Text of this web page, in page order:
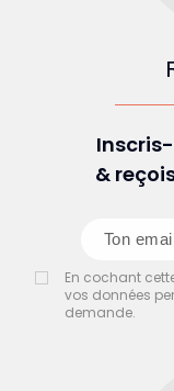
&
En cochant
vos données
demande.